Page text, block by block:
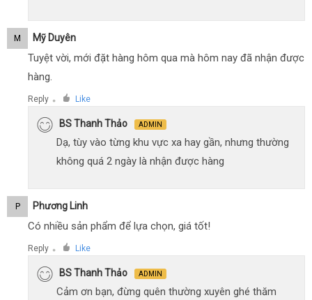
M Mỹ Duyên
Tuyệt vời, mới đặt hàng hôm qua mà hôm nay đã nhận được
hàng.
Reply ● Like
BS Thanh Thảo ADMIN
Dạ, tùy vào từng khu vực xa hay gần, nhưng thường
không quá 2 ngày là nhận được hàng
P Phương Linh
Có nhiều sản phẩm để lựa chọn, giá tốt!
Reply ● Like
BS Thanh Thảo ADMIN
Cảm ơn bạn, đừng quên thường xuyên ghé thăm